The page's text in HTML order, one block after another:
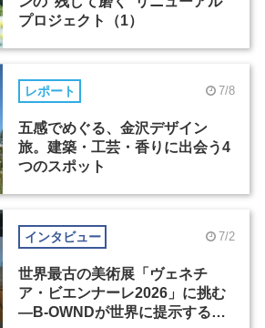
プロジェクト（1）
レポート 7/8
五感でめぐる、金沢デザイン
旅。建築・工芸・香りに出会う4
つのスポット
インタビュー 7/2
世界最古の美術展「ヴェネチ
ア・ビエンナーレ2026」に挑む
―B-OWNDが世界に提示する美